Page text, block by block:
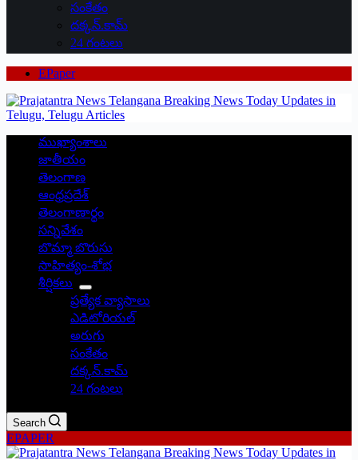
సంకేతం
దక్కన్.కామ్
24 గంటలు
EPaper
ముఖ్యాంశాలు
జాతీయం
తెలంగాణ
ఆంధ్రప్రదేశ్
తెలంగాణార్థం
సన్నివేశం
బొమ్మా బొరుసు
సాహిత్యం-శోభ
శీర్షికలు
ప్రత్యేక వ్యాసాలు
ఎడిటోరియల్
అరుగు
సంకేతం
దక్కన్.కామ్
24 గంటలు
Search
EPAPER